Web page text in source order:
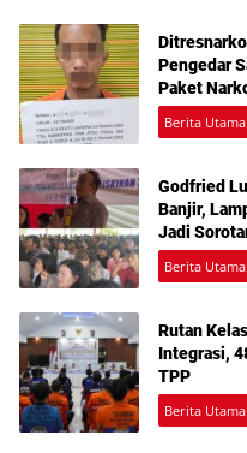
Pengedar
Paket
Berita Utama
Godfried
Banjir,
Jadi
Berita Utama
Rutan
Integrasi,
TPP
Berita Utama